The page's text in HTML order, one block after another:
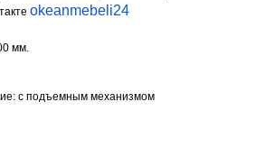
okeanmebeli24
мм.
с подъемным механизмом